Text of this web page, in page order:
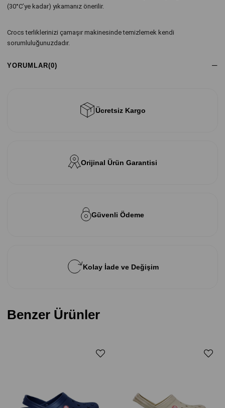
(30°C’ye kadar) yıkamanız önerilir.
Crocs terliklerinizi çamaşır makinesinde temizlemek kendi
sorumluluğunuzdadır.
YORUMLAR(0)
Ücretsiz Kargo
Orijinal Ürün Garantisi
Güvenli Ödeme
Kolay İade ve Değişim
Benzer Ürünler